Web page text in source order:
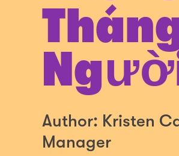
Author: Kristen
Manager